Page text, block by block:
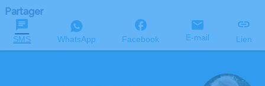
Partager
SMS WhatsApp Facebook E-mail Lien